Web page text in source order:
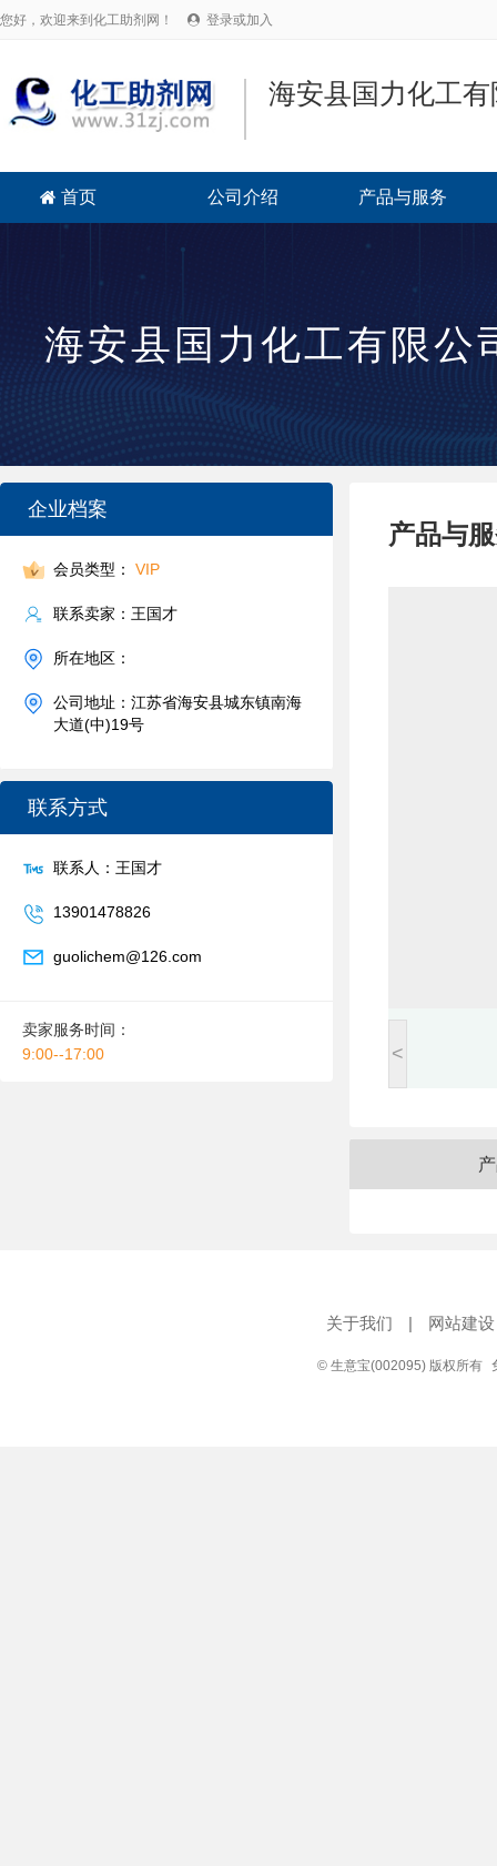
您好，欢迎来到化工助剂网！  登录或加入
海安县国力化工
 首页 公司介绍 产品与服务
海安县国力化工有限公
企业档案
会员类型： VIP
联系卖家：王国才
所在地区：
公司地址：江苏省海安县城东镇南海
大道(中)19号
联系方式
联系人：王国才
13901478826
guolichem@126.com
卖家服务时间：
9:00--17:00
产品与
<
关于我们 | 网站建设
© 生意宝(002095) 版权所有